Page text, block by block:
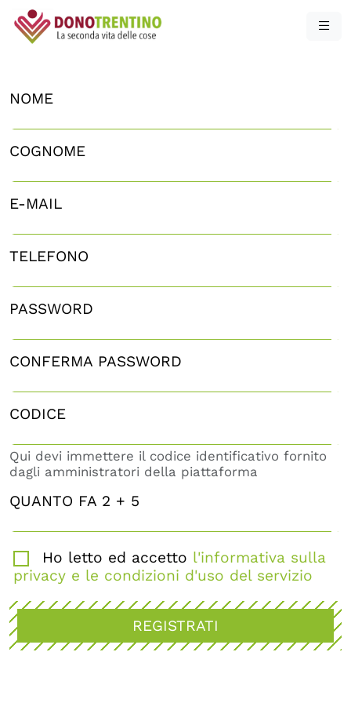
NOME
COGNOME
E-MAIL
TELEFONO
PASSWORD
CONFERMA PASSWORD
CODICE
Qui devi immettere il codice identificativo fornito
dagli amministratori della piattaforma
QUANTO FA 2 + 5
Ho letto ed accetto l'informativa sulla
privacy e le condizioni d'uso del servizio
REGISTRATI